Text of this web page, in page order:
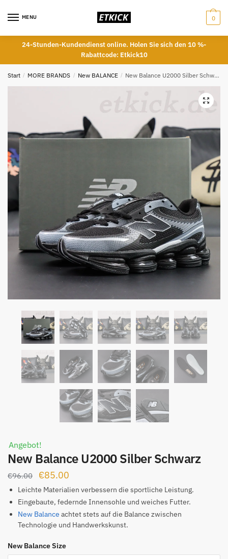
MENU 0
24-Stunden-Kundendienst online. Holen Sie sich den 10 %-
Rabattcode: Etkick10
Start / MORE BRANDS / New BALANCE / New Balance U2000 Silber Schwarz
Angebot!
New Balance U2000 Silber Schwarz
€96.00
Ursprünglicher
Preis
war:
€96.00
€85.00
Preis
ist:
€85.00.
Leichte Materialien verbessern die sportliche Leistung.
Eingebaute, federnde Innensohle und weiches Futter.
New Balance achtet stets auf die Balance zwischen
Technologie und Handwerkskunst.
New Balance Size